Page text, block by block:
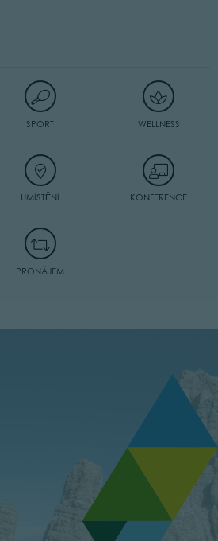
SPORT WELLNESS
UMÍSTĚNÍ KONFERENCE
PRONÁJEM